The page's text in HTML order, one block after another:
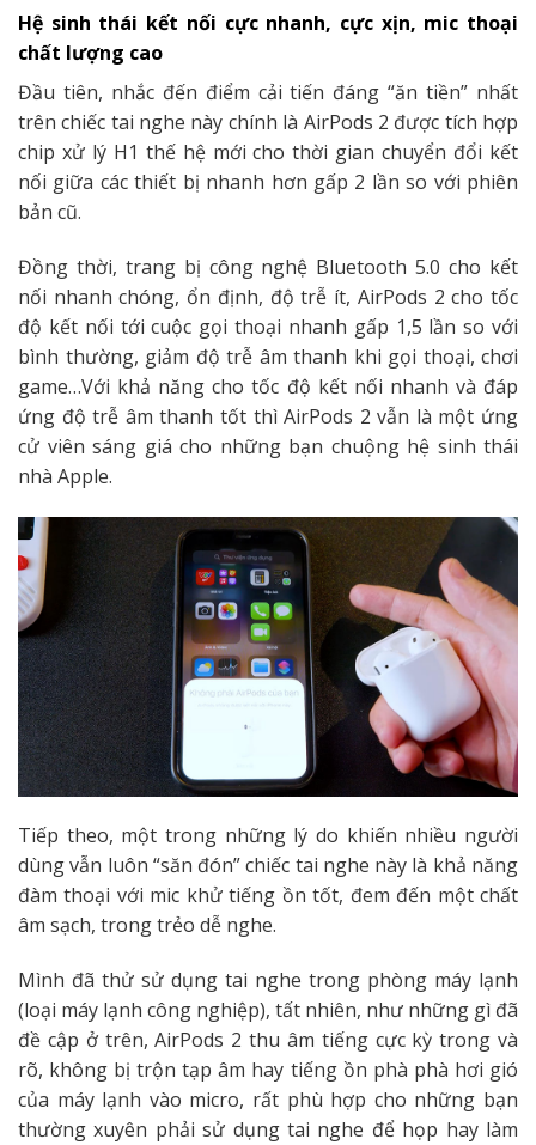
Hệ sinh thái kết nối cực nhanh, cực xịn, mic thoại
chất lượng cao
Đầu tiên, nhắc đến điểm cải tiến đáng “ăn tiền” nhất
trên chiếc tai nghe này chính là AirPods 2 được tích hợp
chip xử lý H1 thế hệ mới cho thời gian chuyển đổi kết
nối giữa các thiết bị nhanh hơn gấp 2 lần so với phiên
bản cũ.
Đồng thời, trang bị công nghệ Bluetooth 5.0 cho kết
nối nhanh chóng, ổn định, độ trễ ít, AirPods 2 cho tốc
độ kết nối tới cuộc gọi thoại nhanh gấp 1,5 lần so với
bình thường, giảm độ trễ âm thanh khi gọi thoại, chơi
game…Với khả năng cho tốc độ kết nối nhanh và đáp
ứng độ trễ âm thanh tốt thì AirPods 2 vẫn là một ứng
cử viên sáng giá cho những bạn chuộng hệ sinh thái
nhà Apple.
Tiếp theo, một trong những lý do khiến nhiều người
dùng vẫn luôn “săn đón” chiếc tai nghe này là khả năng
đàm thoại với mic khử tiếng ồn tốt, đem đến một chất
âm sạch, trong trẻo dễ nghe.
Mình đã thử sử dụng tai nghe trong phòng máy lạnh
(loại máy lạnh công nghiệp), tất nhiên, như những gì đã
đề cập ở trên, AirPods 2 thu âm tiếng cực kỳ trong và
rõ, không bị trộn tạp âm hay tiếng ồn phà phà hơi gió
của máy lạnh vào micro, rất phù hợp cho những bạn
thường xuyên phải sử dụng tai nghe để họp hay làm